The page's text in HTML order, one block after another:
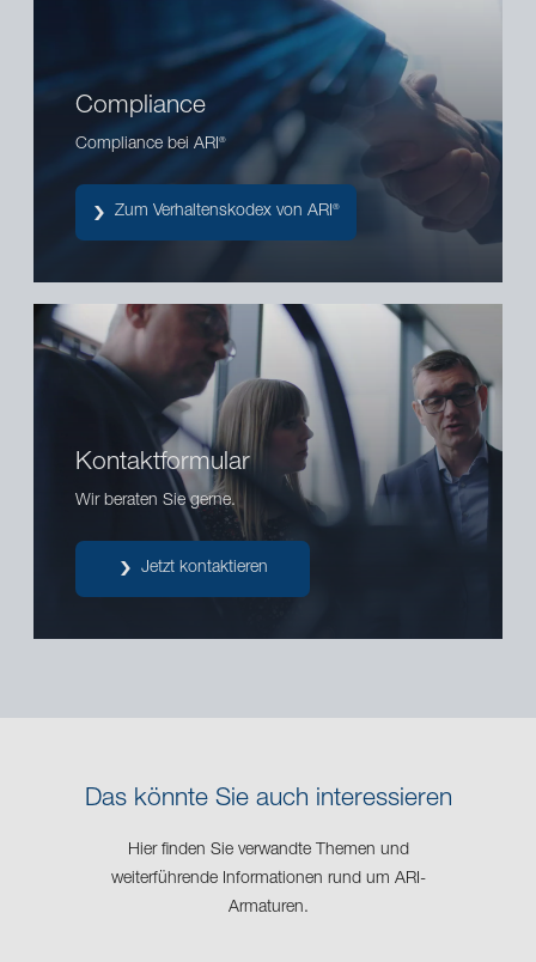
Compliance
Compliance bei ARI®
Zum Verhaltenskodex von ARI®
Kontaktformular
Wir beraten Sie gerne.
Jetzt kontaktieren
Das könnte Sie auch interessieren
Hier finden Sie verwandte Themen und
weiterführende Informationen rund um ARI-
Armaturen.